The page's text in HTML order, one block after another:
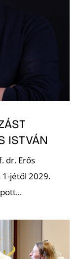
ISTVÁN
dr. Erős
1-jétől 2029.